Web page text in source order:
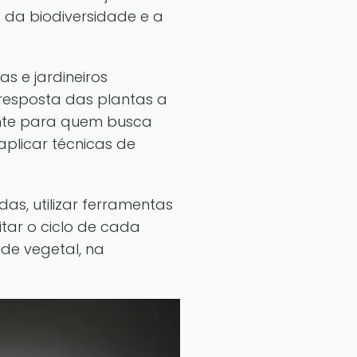
biodiversidade e a
e jardineiros
das plantas a
para quem busca
técnicas de
utilizar ferramentas
o ciclo de cada
vegetal, na